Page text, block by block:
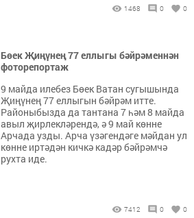
1468 0 0
Бөек Җиңүнең 77 еллыгы бәйрәменнән
фоторепортаж
9 майда илебез Бөек Ватан сугышында
Җиңүнең 77 еллыгын бәйрәм итте.
Районыбызда да тантана 7 һәм 8 майда
авыл җирлекләрендә, ә 9 май көнне
Арчада узды. Арча үзәгендәге мәйдан ул
көнне иртәдән кичкә кадәр бәйрәмчә
рухта иде.
7412 0 0